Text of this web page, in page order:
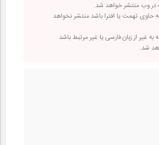
در وب منتشر خواهد شد.
حاوی تهمت یا افترا باشد منتشر نخواهد
به غیر از زبان فارسی یا غیر مرتبط باشد
شد.